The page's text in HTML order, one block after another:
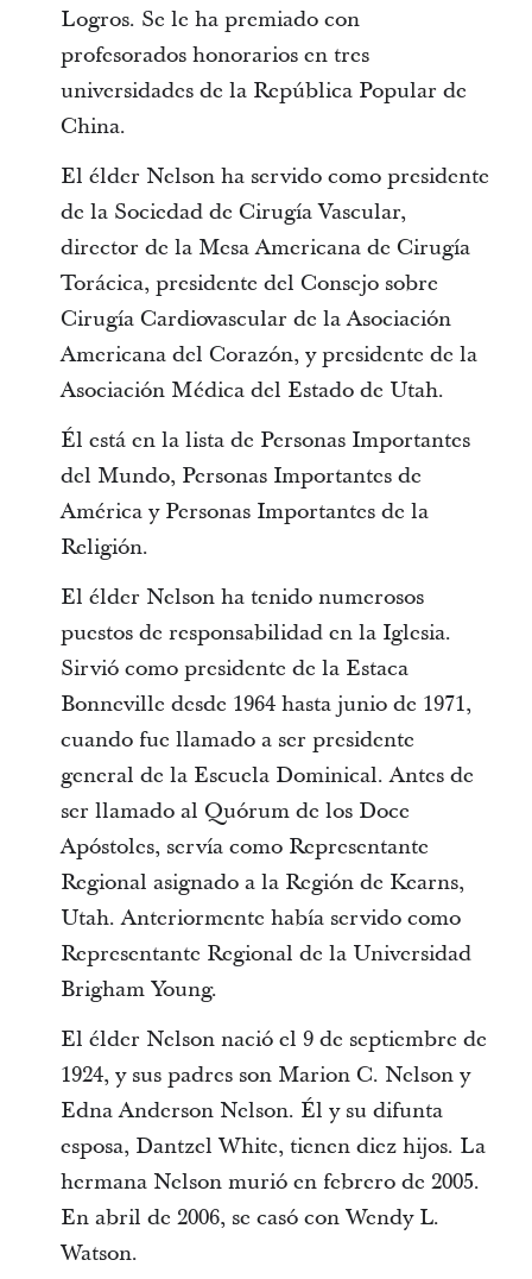
Logros. Se le ha premiado con
profesorados honorarios en tres
universidades de la República Popular de
China.
El élder Nelson ha servido como presidente
de la Sociedad de Cirugía Vascular,
director de la Mesa Americana de Cirugía
Torácica, presidente del Consejo sobre
Cirugía Cardiovascular de la Asociación
Americana del Corazón, y presidente de la
Asociación Médica del Estado de Utah.
Él está en la lista de Personas Importantes
del Mundo, Personas Importantes de
América y Personas Importantes de la
Religión.
El élder Nelson ha tenido numerosos
puestos de responsabilidad en la Iglesia.
Sirvió como presidente de la Estaca
Bonneville desde 1964 hasta junio de 1971,
cuando fue llamado a ser presidente
general de la Escuela Dominical. Antes de
ser llamado al Quórum de los Doce
Apóstoles, servía como Representante
Regional asignado a la Región de Kearns,
Utah. Anteriormente había servido como
Representante Regional de la Universidad
Brigham Young.
El élder Nelson nació el 9 de septiembre de
1924, y sus padres son Marion C. Nelson y
Edna Anderson Nelson. Él y su difunta
esposa, Dantzel White, tienen diez hijos. La
hermana Nelson murió en febrero de 2005.
En abril de 2006, se casó con Wendy L.
Watson.